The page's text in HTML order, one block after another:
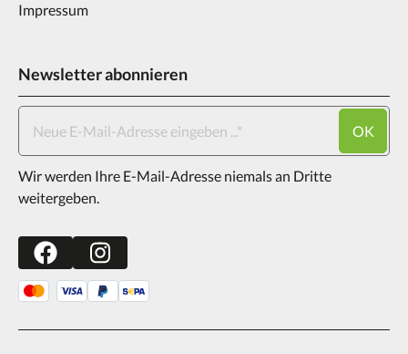
Impressum
Newsletter abonnieren
OK
Wir werden Ihre E-Mail-Adresse niemals an Dritte
weitergeben.